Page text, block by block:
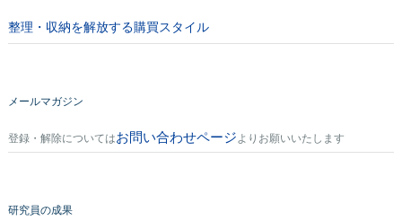
整理・収納を解放する購買スタイル
メールマガジン
登録・解除についてはお問い合わせページ よりお願いいたします
研究員の成果